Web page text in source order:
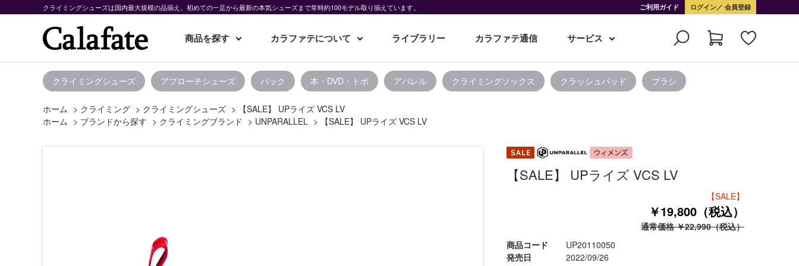
クライミングシューズは国内最大規模の品揃え。初めての一足から最新の本気シューズまで常時約100モデル取り揃えています。 ご利用ガイド ログイン 会員登録
商品を探す カラファテについて ライブラリー カラファテ通信 サービス
クライミングシューズ アプローチシューズ パック 本・DVD・トポ アパレル クライミングソックス クラッシュパッド ブラシ
ホーム > クライミング > クライミングシューズ >
【SALE】 UPライズ VCS LV
ホーム > ブランドから探す > クライミングブランド > UNPARALLEL > 【SALE】 UPライズ VCS LV
【SALE】 UPライズ VCS LV
【SALE】
￥19,800（税込）
通常価格 ￥22,990（税込）
商品コード
UP20110050
発売日
2022/09/26